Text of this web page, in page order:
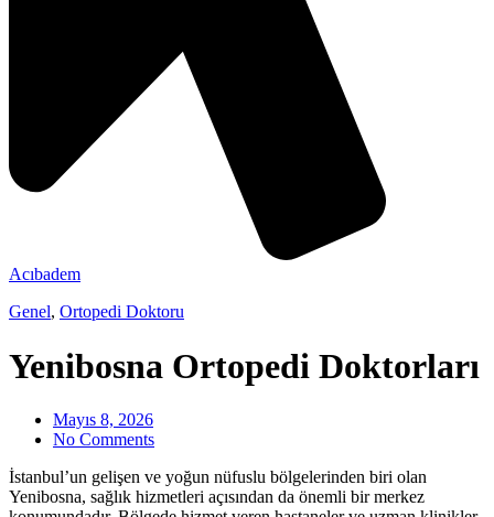
Acıbadem
Genel, Ortopedi Doktoru
Yenibosna Ortopedi Doktorları
Mayıs 8, 2026
No Comments
İstanbul’un gelişen ve yoğun nüfuslu bölgelerinden biri olan
Yenibosna, sağlık hizmetleri açısından da önemli bir merkez